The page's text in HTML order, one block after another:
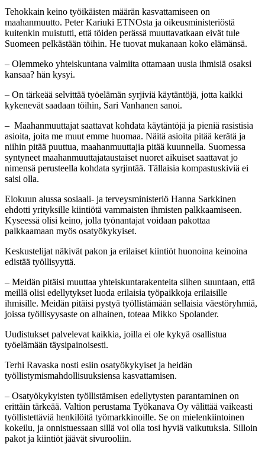
Tehokkain keino työikäisten määrän kasvattamiseen on
maahanmuutto. Peter Kariuki ETNOsta ja oikeusministeriöstä
kuitenkin muistutti, että töiden perässä muuttavatkaan eivät tule
Suomeen pelkästään töihin. He tuovat mukanaan koko elämänsä.
– Olemmeko yhteiskuntana valmiita ottamaan uusia ihmisiä osaksi
kansaa? hän kysyi.
– On tärkeää selvittää työelämän syrjiviä käytäntöjä, jotta kaikki
kykenevät saadaan töihin, Sari Vanhanen sanoi.
– Maahanmuuttajat saattavat kohdata käytäntöjä ja pieniä rasistisia
asioita, joita me muut emme huomaa. Näitä asioita pitää kerätä ja
niihin pitää puuttua, maahanmuuttajia pitää kuunnella. Suomessa
syntyneet maahanmuuttajataustaiset nuoret aikuiset saattavat jo
nimensä perusteella kohdata syrjintää. Tällaisia kompastuskiviä ei
saisi olla.
Elokuun alussa sosiaali- ja terveysministeriö Hanna Sarkkinen
ehdotti yrityksille kiintiötä vammaisten ihmisten palkkaamiseen.
Kyseessä olisi keino, jolla työnantajat voidaan pakottaa
palkkaamaan myös osatyökykyiset.
Keskustelijat näkivät pakon ja erilaiset kiintiöt huonoina keinoina
edistää työllisyyttä.
– Meidän pitäisi muuttaa yhteiskuntarakenteita siihen suuntaan, että
meillä olisi edellytykset luoda erilaisia työpaikkoja erilaisille
ihmisille. Meidän pitäisi pystyä työllistämään sellaisia väestöryhmiä,
joissa työllisyysaste on alhainen, toteaa Mikko Spolander.
Uudistukset palvelevat kaikkia, joilla ei ole kykyä osallistua
työelämään täysipainoisesti.
Terhi Ravaska nosti esiin osatyökykyiset ja heidän
työllistymismahdollisuuksiensa kasvattamisen.
– Osatyökykyisten työllistämisen edellytysten parantaminen on
erittäin tärkeää. Valtion perustama Työkanava Oy välittää vaikeasti
työllistettäviä henkilöitä työmarkkinoille. Se on mielenkiintoinen
kokeilu, ja onnistuessaan sillä voi olla tosi hyviä vaikutuksia. Silloin
pakot ja kiintiöt jäävät sivurooliin.